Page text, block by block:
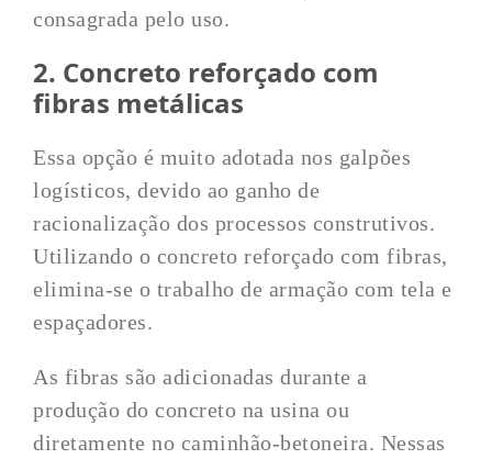
consagrada pelo uso.
2. Concreto reforçado com
fibras metálicas
Essa opção é muito adotada nos galpões
logísticos, devido ao ganho de
racionalização dos processos construtivos.
Utilizando o concreto reforçado com fibras,
elimina-se o trabalho de armação com tela e
espaçadores.
As fibras são adicionadas durante a
produção do concreto na usina ou
diretamente no caminhão-betoneira. Nessas